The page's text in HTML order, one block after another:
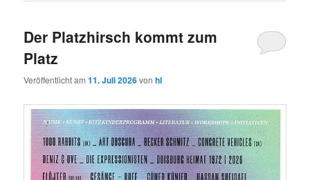
Der Platzhirsch kommt zum
Platz
Veröffentlicht am11. Juli 2026vonhl